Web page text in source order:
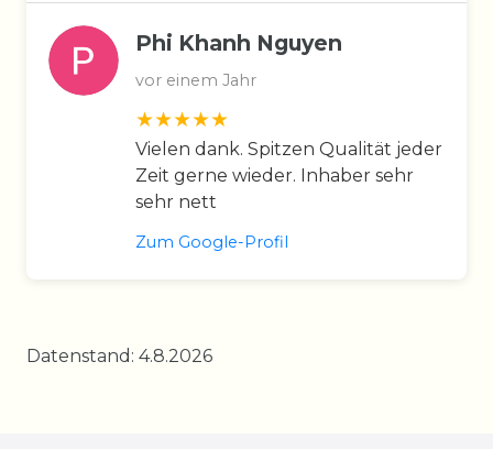
Phi Khanh Nguyen
vor einem Jahr
Vielen dank. Spitzen Qualität jeder
Zeit gerne wieder. Inhaber sehr
sehr nett
Zum Google-Profil
Datenstand: 4.8.2026